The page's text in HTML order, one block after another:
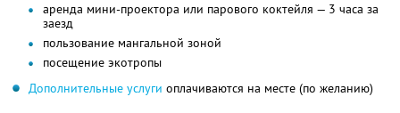
аренда мини-проектора или парового коктейля — 3 часа за
заезд
пользование мангальной зоной
посещение экотропы
Дополнительные услуги оплачиваются на месте (по желанию)